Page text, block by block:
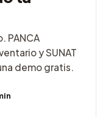
PANCA
y SUNAT
demo gratis.